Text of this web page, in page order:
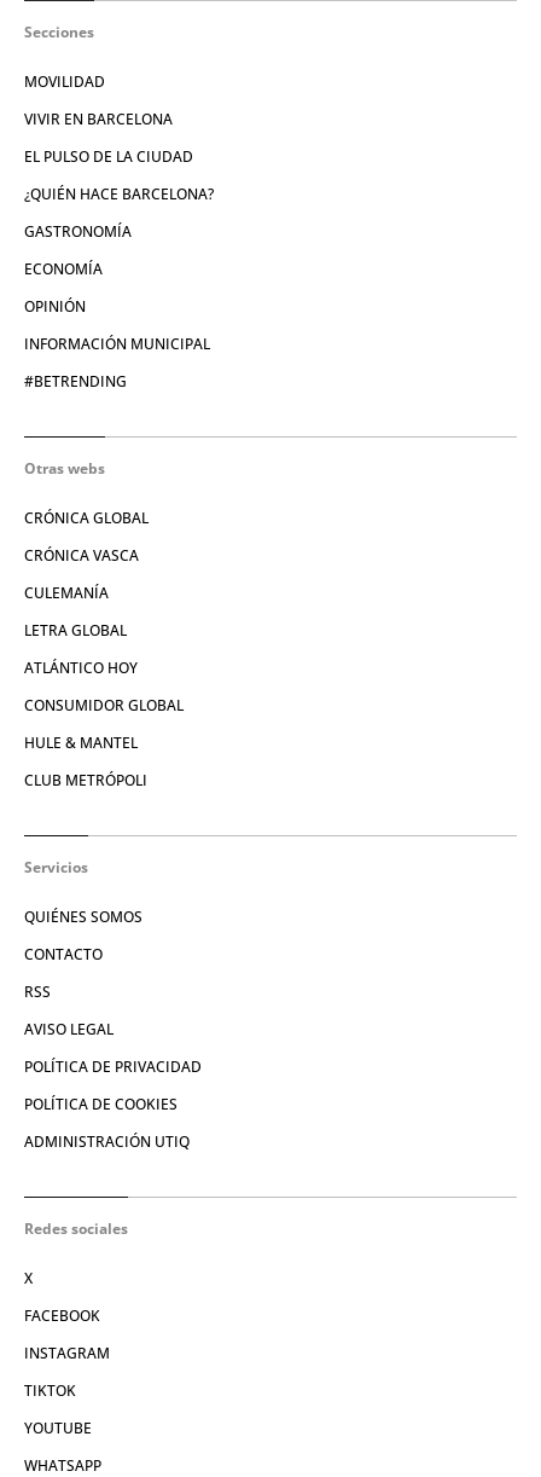
Secciones
MOVILIDAD
VIVIR EN BARCELONA
EL PULSO DE LA CIUDAD
¿QUIÉN HACE BARCELONA?
GASTRONOMÍA
ECONOMÍA
OPINIÓN
INFORMACIÓN MUNICIPAL
#BETRENDING
Otras webs
CRÓNICA GLOBAL
CRÓNICA VASCA
CULEMANÍA
LETRA GLOBAL
ATLÁNTICO HOY
CONSUMIDOR GLOBAL
HULE & MANTEL
CLUB METRÓPOLI
Servicios
QUIÉNES SOMOS
CONTACTO
RSS
AVISO LEGAL
POLÍTICA DE PRIVACIDAD
POLÍTICA DE COOKIES
ADMINISTRACIÓN UTIQ
Redes sociales
X
FACEBOOK
INSTAGRAM
TIKTOK
YOUTUBE
WHATSAPP